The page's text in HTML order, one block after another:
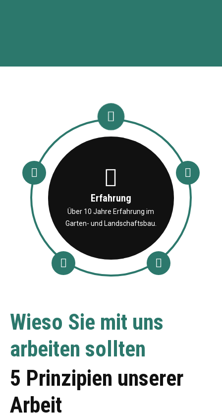
Erfahrung
Über 10 Jahre Erfahrung im
Garten- und Landschaftsbau.
Wieso Sie mit uns
arbeiten sollten
5 Prinzipien unserer
Arbeit